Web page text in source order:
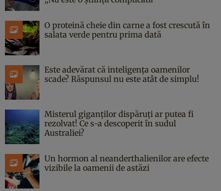
O proteină cheie din carne a fost crescută în
salata verde pentru prima dată
Este adevărat că inteligența oamenilor
scade? Răspunsul nu este atât de simplu!
Misterul giganților dispăruți ar putea fi
rezolvat! Ce s-a descoperit în sudul
Australiei?
Un hormon al neanderthalienilor are efecte
vizibile la oamenii de astăzi